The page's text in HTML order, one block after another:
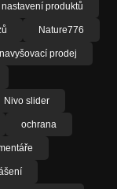
nastavení produktů
Nature776
navyšovací prodej
Nivo slider
ochrana